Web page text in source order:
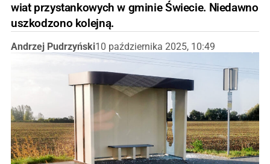
wiat przystankowych w gminie Świecie. Niedawno
uszkodzono kolejną.
Andrzej Pudrzyński10 października 2025, 10:49